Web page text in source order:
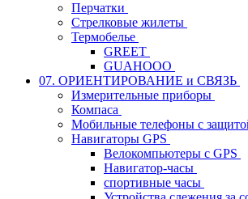
Перчатки
Стрелковые жилеты
Термобелье
GREET
GUAHOOO
07. ОРИЕНТИРОВАНИЕ и СВЯЗЬ
Измерительные приборы
Компаса
Мобильные телефоны с
Навигаторы GPS
Велокомпьютеры с GPS
Навигатор-часы
спортивные часы